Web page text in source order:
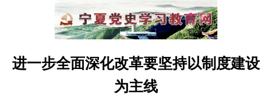
进一步全面深化改革要坚持以制度建设
为主线